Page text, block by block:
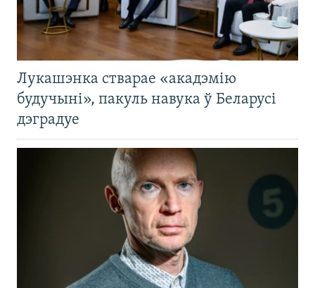
Лукашэнка стварае «акадэмію
будучыні», пакуль навука ў Беларусі
дэградуе